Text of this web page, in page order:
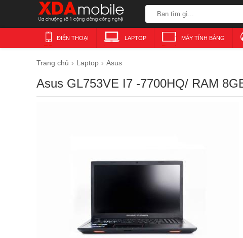
ĐIỆN THOẠI LAPTOP MÁY TÍNH BẢNG
Trang chủ Laptop Asus
Asus GL753VE I7 -7700HQ/ RAM